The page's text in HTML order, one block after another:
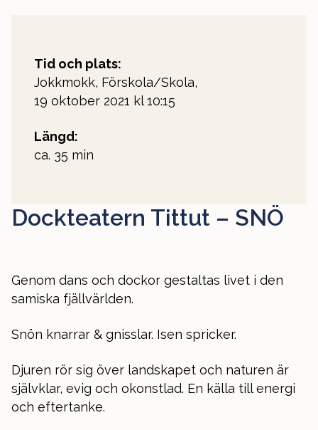
Dockteatern Tittut – SNÖ
Genom dans och dockor gestaltas livet i den
samiska fjällvärlden.
Snön knarrar & gnisslar. Isen spricker.
Djuren rör sig över landskapet och naturen är
självklar, evig och okonstlad. En källa till energi
och eftertanke.
Tid och plats:
Jokkmokk, Förskola/Skola,
19 oktober 2021 kl 10:15
Längd:
ca. 35 min